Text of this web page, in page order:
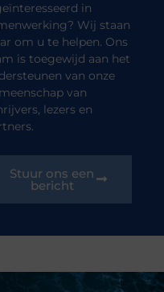
in
Wij staan
om u te helpen. Ons
is toegewijd aan het
van onze
van
lezers en
Stuur ons een
bericht